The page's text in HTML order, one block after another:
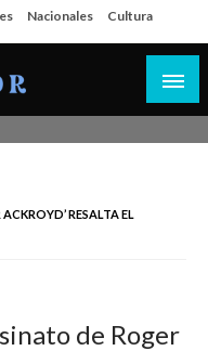
Nacionales Cultura
RESALTA EL
de Roger